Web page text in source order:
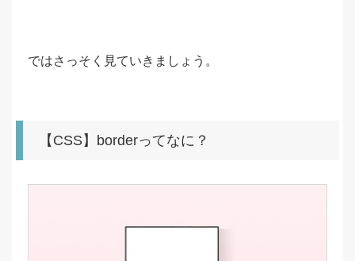
ではさっそく見ていきましょう。
【CSS】borderってなに？